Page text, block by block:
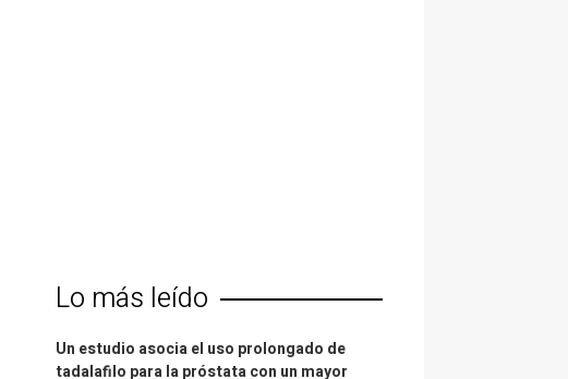
Lo más leído
Un estudio asocia el uso prolongado de
tadalafilo para la próstata con un mayor